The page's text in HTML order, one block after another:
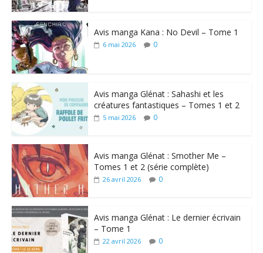
Avis manga Kana : No Devil – Tome 1
6 mai 2026 0
Avis manga Glénat : Sahashi et les
créatures fantastiques – Tomes 1 et 2
5 mai 2026 0
Avis manga Glénat : Smother Me –
Tomes 1 et 2 (série complète)
26 avril 2026 0
Avis manga Glénat : Le dernier écrivain
– Tome 1
22 avril 2026 0